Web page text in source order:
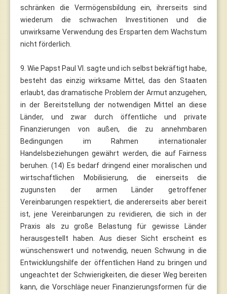
schränken die Vermögensbildung ein, ihrerseits sind
wiederum die schwachen Investitionen und die
unwirksame Verwendung des Ersparten dem Wachstum
nicht förderlich.
9. Wie Papst Paul VI. sagte und ich selbst bekräftigt habe,
besteht das einzig wirksame Mittel, das den Staaten
erlaubt, das dramatische Problem der Armut anzugehen,
in der Bereitstellung der notwendigen Mittel an diese
Länder, und zwar durch öffentliche und private
Finanzierungen von außen, die zu annehmbaren
Bedingungen im Rahmen internationaler
Handelsbeziehungen gewährt werden, die auf Fairness
beruhen. (14) Es bedarf dringend einer moralischen und
wirtschaftlichen Mobilisierung, die einerseits die
zugunsten der armen Länder getroffener
Vereinbarungen respektiert, die andererseits aber bereit
ist, jene Vereinbarungen zu revidieren, die sich in der
Praxis als zu große Belastung für gewisse Länder
herausgestellt haben. Aus dieser Sicht erscheint es
wünschenswert und notwendig, neuen Schwung in die
Entwicklungshilfe der öffentlichen Hand zu bringen und
ungeachtet der Schwierigkeiten, die dieser Weg bereiten
kann, die Vorschläge neuer Finanzierungsformen für die